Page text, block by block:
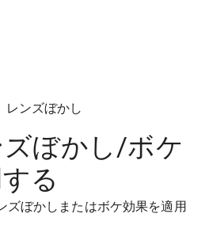
レンズぼかし
ぼかし/ボケ
る
ズぼかしまたはボケ効果を適用